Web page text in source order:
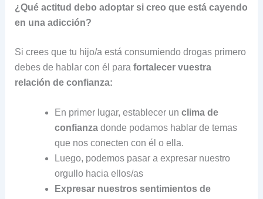
¿Qué actitud debo adoptar si creo que está cayendo
en una adicción?
Si crees que tu hijo/a está consumiendo drogas primero
debes de hablar con él para fortalecer vuestra
relación de confianza:
En primer lugar, establecer un clima de
confianza donde podamos hablar de temas
que nos conecten con él o ella.
Luego, podemos pasar a expresar nuestro
orgullo hacia ellos/as
Expresar nuestros sentimientos de